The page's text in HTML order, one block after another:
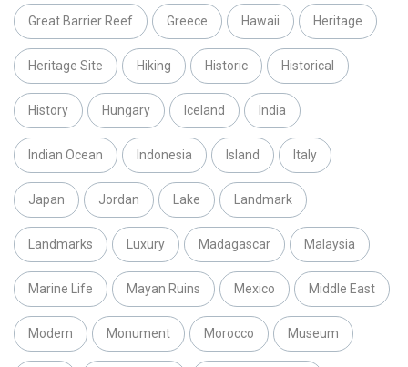
Great Barrier Reef Greece Hawaii Heritage
Heritage Site Hiking Historic Historical
History Hungary Iceland India
Indian Ocean Indonesia Island Italy
Japan Jordan Lake Landmark
Landmarks Luxury Madagascar Malaysia
Marine Life Mayan Ruins Mexico Middle East
Modern Monument Morocco Museum